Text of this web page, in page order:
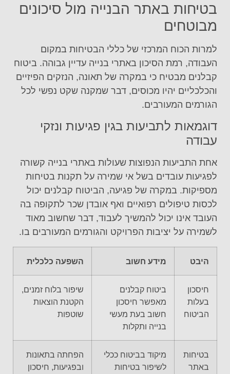
בטיחות באתר הבנייה מול סיכונים
מבוטחים
למרות הכוח המרכזי של כללי הבטיחות במקום
העבודה, רמת הסיכון באתרי בנייה עדיין גבוהה. ביטוח
קבלנים מבטיח כי במקרה של תאונה, הנזקים הפיזיים
והכלכליים יהיו מכוסים, דבר שמקנה שקט נפשי לכל
הגורמים המעורבים.
דוגמאות לתביעות בגין פגיעות ונזקי
עבודה
אחת התביעות הנפוצות שעולות באתרי בנייה קשורה
לפגיעות עובדים בשל אי שמירה על תקנות בטיחות
מספיקות. במקרה של פגיעה, הביטוח קבלנים יכול
לכסות טיפולים רפואיים ואף אובדן שכר לתקופה בה
העובד אינו יכול להמשיך לעבוד, דבר שחשוב מאוד
לשמירה על יציבות הפרויקט והגורמים המעורבים בו.
היבט מידע חשוב השפעה כלכלית
חיסכון
בעלות
הביטוח
ביטוח קבלנים
מאפשר חיסכון
חשוב בעת מעשי
בנייה ותקלות
שיפור בלוח זמנים,
הקטנת הוצאות
שוטפות
בטיחות
באתר
מיקוד בביטוח ככלי
לשיפור בטיחות
הפחתה בתאונות
ובפגיעות, חיסכון